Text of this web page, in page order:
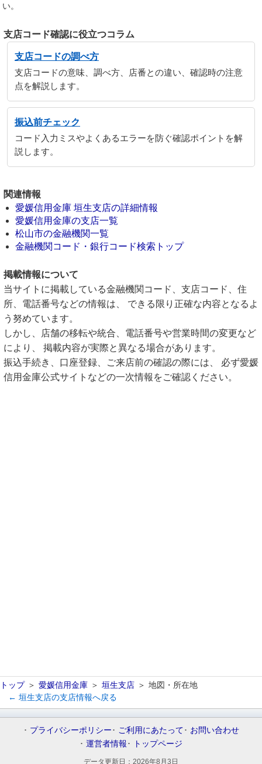
い。
支店コード確認に役立つコラム
支店コードの調べ方
支店コードの意味、調べ方、店番との違い、確認時の注意
点を解説します。
振込前チェック
コード入力ミスやよくあるエラーを防ぐ確認ポイントを解
説します。
関連情報
愛媛信用金庫 垣生支店の詳細情報
愛媛信用金庫の支店一覧
松山市の金融機関一覧
金融機関コード・銀行コード検索トップ
掲載情報について
当サイトに掲載している金融機関コード、支店コード、住
所、電話番号などの情報は、 できる限り正確な内容となるよ
う努めています。
しかし、店舗の移転や統合、電話番号や営業時間の変更など
により、 掲載内容が実際と異なる場合があります。
振込手続き、口座登録、ご来店前の確認の際には、 必ず愛媛
信用金庫公式サイトなどの一次情報をご確認ください。
トップ 愛媛信用金庫 垣生支店
地図・所在地
← 垣生支店の支店情報へ戻る
プライバシーポリシー ご利用にあたって
お問い合わせ
運営者情報
トップページ
データ更新日： 2026年8月3日